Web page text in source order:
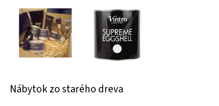
Nábytok zo starého dreva